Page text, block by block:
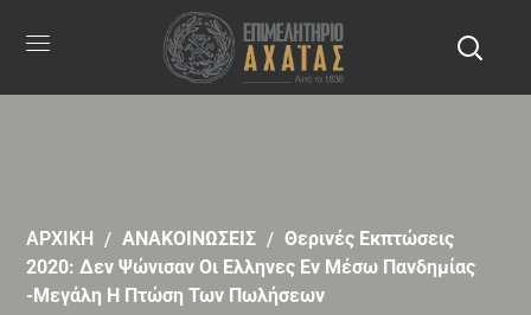
ΑΡΧΙΚΗ ΑΝΑΚΟΙΝΩΣΕΙΣ
Θερινές Εκπτώσεις
2020: Δεν Ψώνισαν Οι Ελληνες Εν Μέσω Πανδημίας
-Μεγάλη Η Πτώση Των Πωλήσεων